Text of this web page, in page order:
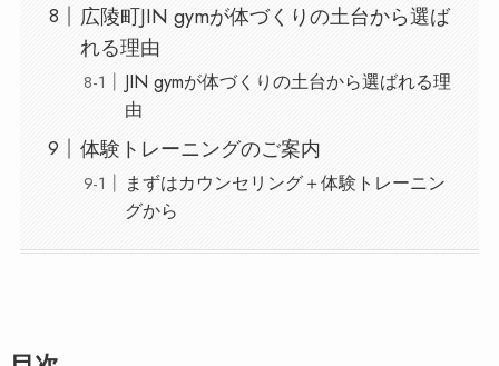
広陵町JIN gymが体づくりの土台から選ば
れる理由
JIN gymが体づくりの土台から選ばれる理
由
体験トレーニングのご案内
まずはカウンセリング＋体験トレーニン
グから